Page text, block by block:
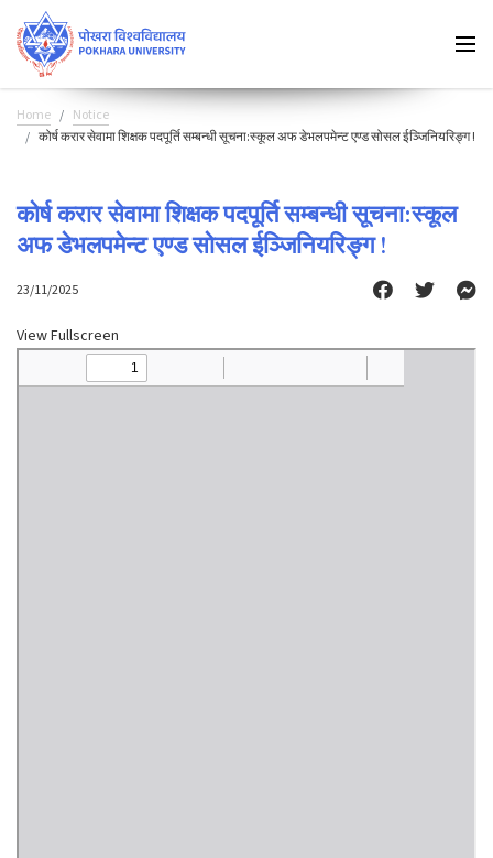
Home
Notice
कोर्ष करार सेवामा शिक्षक पदपूर्ति सम्बन्धी सूचना:स्कूल अफ डेभलपमेन्ट एण्ड सोसल ईञ्जिनियरिङ्ग !
कोर्ष करार सेवामा शिक्षक पदपूर्ति सम्बन्धी सूचना:स्कूल
अफ डेभलपमेन्ट एण्ड सोसल ईञ्जिनियरिङ्ग !
23/11/2025
View Fullscreen